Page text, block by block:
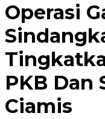
Operasi
PKB Dan
Ciamis